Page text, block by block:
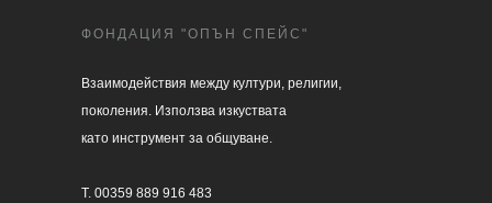
ФОНДАЦИЯ "ОПЪН СПЕЙС"
Взаимодействия между култури, религии,
поколения. Използва изкуствата
като инструмент за общуване.
T. 00359 889 916 483